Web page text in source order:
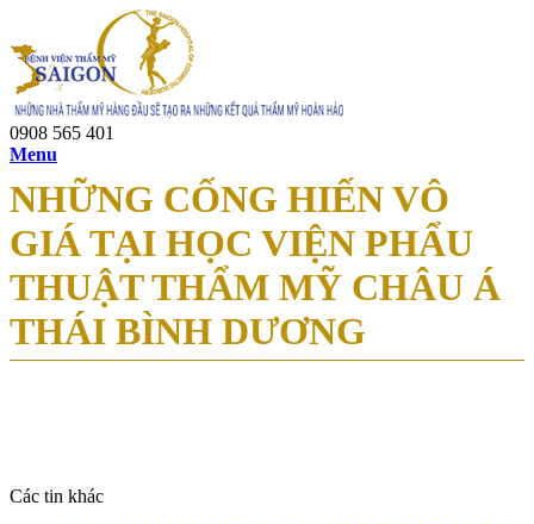
0908 565 401
Menu
NHỮNG CỐNG HIẾN VÔ
GIÁ TẠI HỌC VIỆN PHẨU
THUẬT THẨM MỸ CHÂU Á
THÁI BÌNH DƯƠNG
Các tin khác